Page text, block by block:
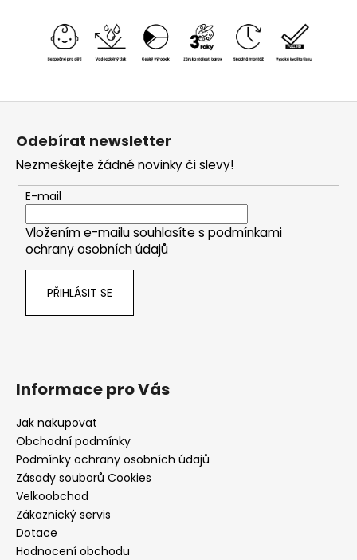
Z
Odebírat newsletter
Nezmeškejte žádné novinky či slevy!
E-mail
Vložením e-mailu souhlasíte s podmínkami
ochrany osobních údajů
PŘIHLÁSIT SE
Informace pro Vás
Jak nakupovat
Obchodní podmínky
Podmínky ochrany osobních údajů
Zásady souborů Cookies
Velkoobchod
Zákaznický servis
Dotace
Hodnocení obchodu